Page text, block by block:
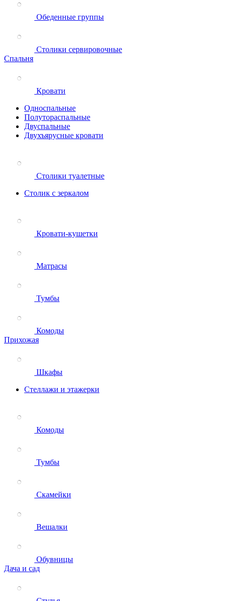
Обеденные группы
Столики сервировочные
Спальня
Кровати
Односпальные
Полутораспальные
Двуспальные
Двухъярусные кровати
Столики туалетные
Столик с зеркалом
Кровати-кушетки
Матрасы
Тумбы
Комоды
Прихожая
Шкафы
Стеллажи и этажерки
Комоды
Тумбы
Скамейки
Вешалки
Обувницы
Дача и сад